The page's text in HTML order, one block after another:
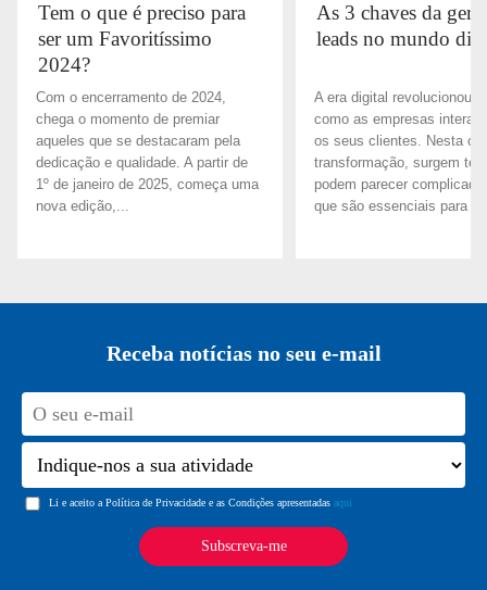
Tem o que é preciso para
ser um Favoritíssimo
2024?
Com o encerramento de 2024,
chega o momento de premiar
aqueles que se destacaram pela
dedicação e qualidade. A partir de
1º de janeiro de 2025, começa uma
nova edição,...
As 3 chaves da
leads no mundo
A era digital revolucionou
como as empresas
os seus clientes. Nesta
transformação, surgem
podem parecer
que são essenciais para
Receba notícias no seu e-mail
Li e aceito a Política de Privacidade e as Condições apresentadas aqui